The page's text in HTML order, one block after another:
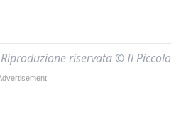
Riproduzione riservata © Il Piccolo